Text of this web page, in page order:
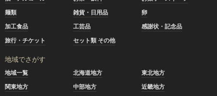
麺類
雑貨・日用品
卵
加工食品
工芸品
感謝状・記念品
旅行・チケット
セット類 その他
地域でさがす
地域一覧 北海道地方
東北地方
関東地方
中部地方
近畿地方